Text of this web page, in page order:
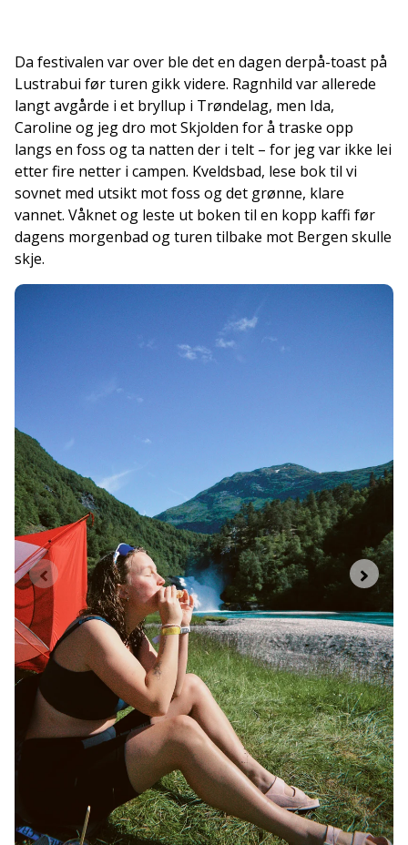
Da festivalen var over ble det en dagen derpå-toast på
Lustrabui før turen gikk videre. Ragnhild var allerede
langt avgårde i et bryllup i Trøndelag, men Ida,
Caroline og jeg dro mot Skjolden for å traske opp
langs en foss og ta natten der i telt – for jeg var ikke lei
etter fire netter i campen. Kveldsbad, lese bok til vi
sovnet med utsikt mot foss og det grønne, klare
vannet. Våknet og leste ut boken til en kopp kaffi før
dagens morgenbad og turen tilbake mot Bergen skulle
skje.